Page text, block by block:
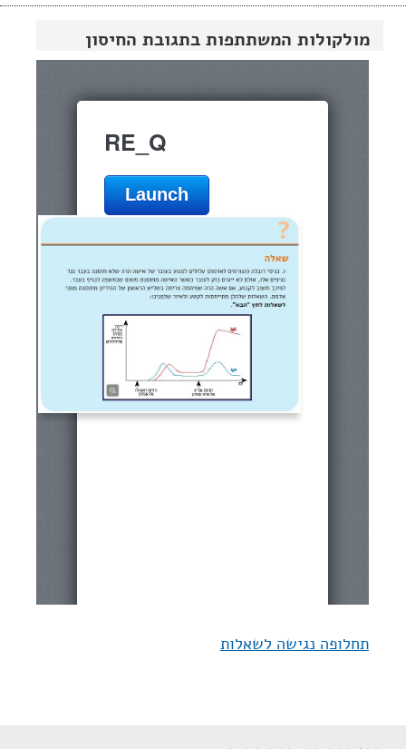
מולקולות המשתתפות בתגובת החיסון
תחלופה נגישה לשאלות